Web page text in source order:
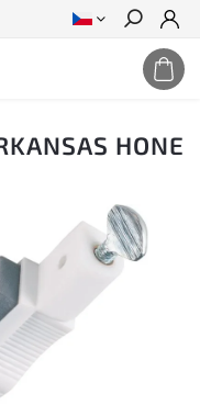
Hledat
HONE